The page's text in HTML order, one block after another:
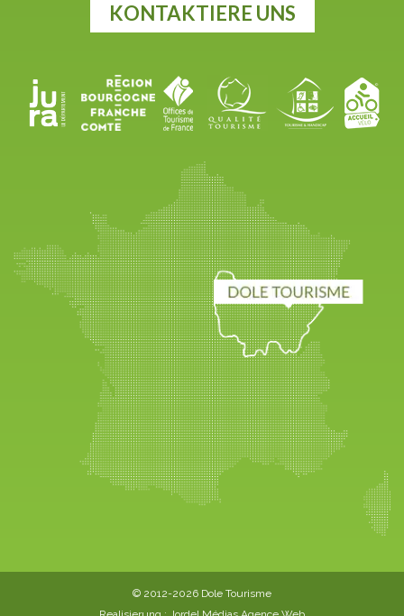
KONTAKTIERE UNS
© 2012-2026 Dole Tourisme